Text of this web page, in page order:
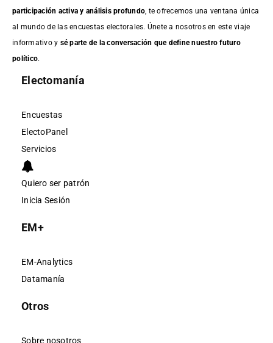
participación activa y análisis profundo , te ofrecemos una ventana única
al mundo de las encuestas electorales. Únete a nosotros en este viaje
informativo y sé parte de la conversación que define nuestro futuro
político.
Electomanía
Encuestas
ElectoPanel
Servicios
Quiero ser patrón
Inicia Sesión
EM+
EM-Analytics
Datamanía
Otros
Sobre nosotros